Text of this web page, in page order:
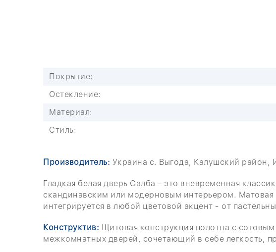
Покрытие:
Остекление:
Материал:
Стиль:
Производитель: Украина c. Выгода, Калушский район,
Гладкая белая дверь Салба – это вневременная
скандинавским или модерновым интерьером. Матовая
интегрируется в любой цветовой акцент - от
Конструктив: Щитовая конструкция полотна с
межкомнатных дверей, сочетающий в себе легкость,